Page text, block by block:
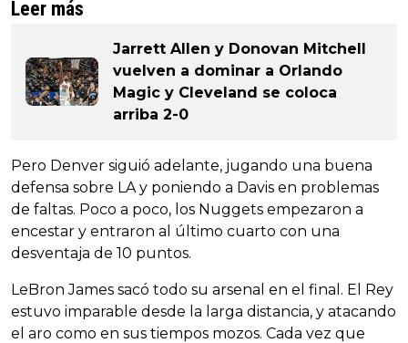
Leer más
Jarrett Allen y Donovan Mitchell
vuelven a dominar a Orlando
Magic y Cleveland se coloca
arriba 2-0
Pero Denver siguió adelante, jugando una buena
defensa sobre LA y poniendo a Davis en problemas
de faltas. Poco a poco, los Nuggets empezaron a
encestar y entraron al último cuarto con una
desventaja de 10 puntos.
LeBron James sacó todo su arsenal en el final. El Rey
estuvo imparable desde la larga distancia, y atacando
el aro como en sus tiempos mozos. Cada vez que